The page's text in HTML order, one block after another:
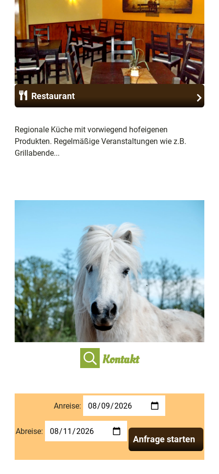
Restaurant
Regionale Küche mit vorwiegend hofeigenen
Produkten. Regelmäßige Veranstaltungen wie z.B.
Grillabende...
Kontakt
Anreise:
Abreise:
Anfrage starten